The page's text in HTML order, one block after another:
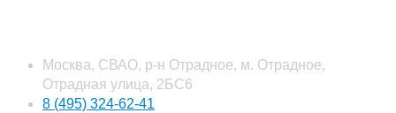
Москва, СВАО, р-н Отрадное, м. Отрадное,
Отрадная улица, 2БС6
8 (495) 324-62-41